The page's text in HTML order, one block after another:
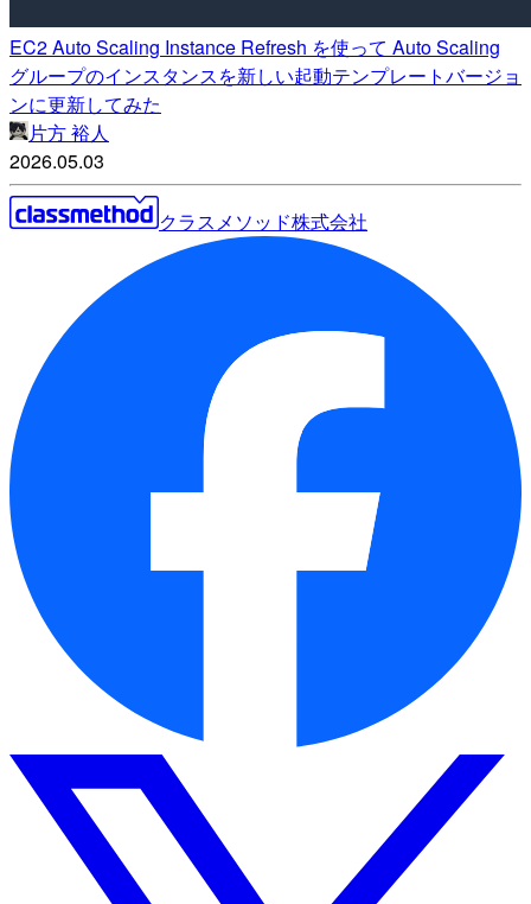
EC2 Auto Scaling Instance Refresh を使って Auto Scaling
グループのインスタンスを新しい起動テンプレートバージョ
ンに更新してみた
片方 裕人
2026.05.03
クラスメソッド株式会社